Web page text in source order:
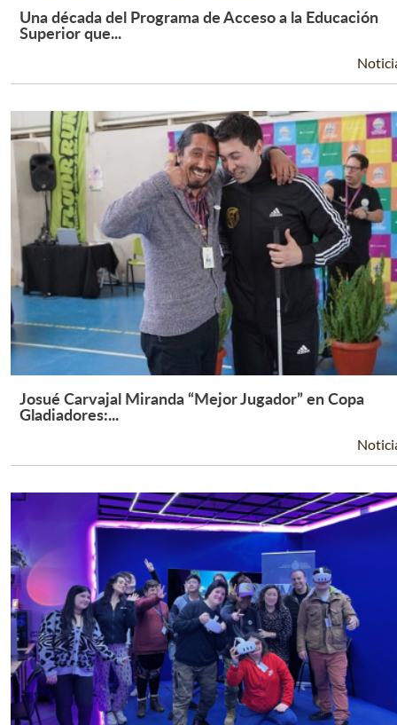
Leer Más +
Una década del Programa de Acceso a la Educación
Superior que...
Leer Más +
Josué Carvajal Miranda “Mejor Jugador” en Copa
Gladiadores:...